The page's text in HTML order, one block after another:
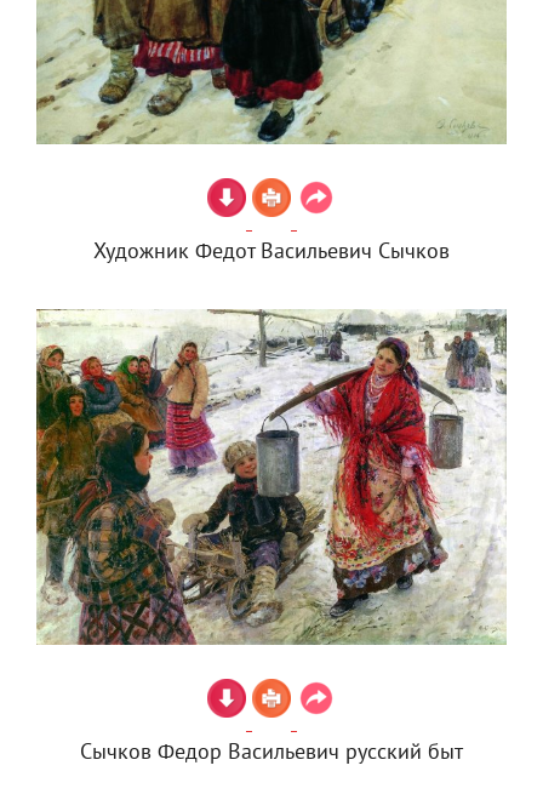
Художник Федот Васильевич Сычков
Сычков Федор Васильевич русский быт